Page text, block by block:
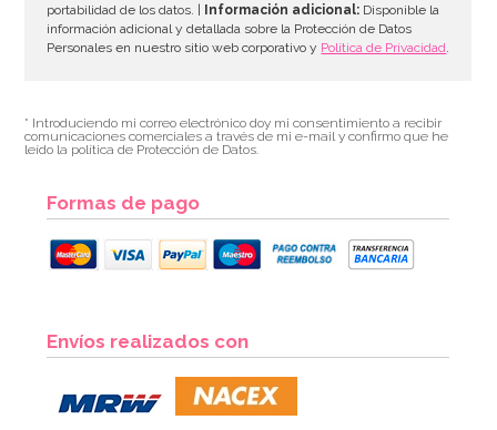
portabilidad de los datos. |
Información adicional: Disponible la
información adicional y detallada sobre la Protección de Datos
Personales en nuestro sitio web corporativo y Política de Privacidad.
* Introduciendo mi correo electrónico doy mi consentimiento a recibir
comunicaciones comerciales a través de mi e-mail y confirmo que he
leído la política de Protección de Datos.
Formas de pago
Envíos realizados con